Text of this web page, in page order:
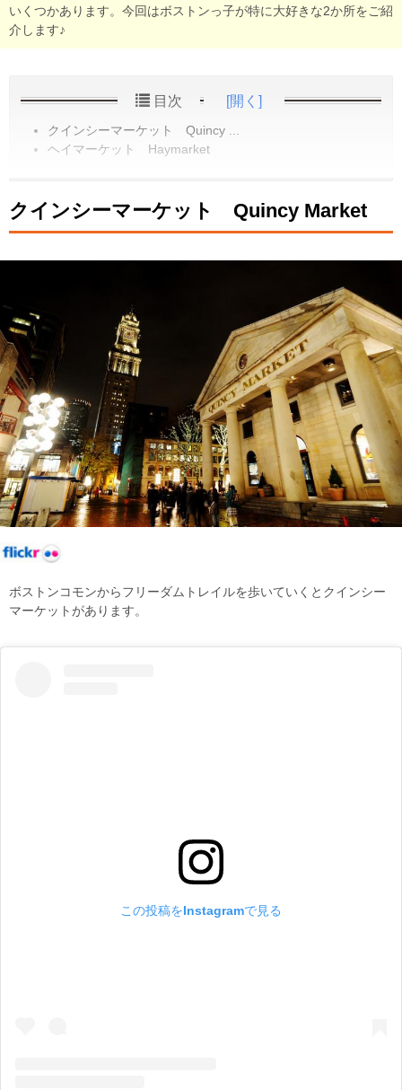
いくつかあります。今回はボストンっ子が特に大好きな2か所をご紹
介します♪
目次 [開く]
クインシーマーケット Quincy ...
ヘイマーケット Haymarket
クインシーマーケット Quincy Market
ボストンコモンからフリーダムトレイルを歩いていくとクインシー
マーケットがあります。
この投稿をInstagramで見る